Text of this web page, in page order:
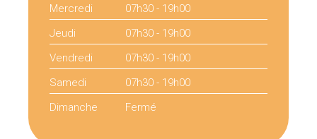
Mercredi
07h30 - 19h00
Jeudi
07h30 - 19h00
Vendredi
07h30 - 19h00
Samedi
07h30 - 19h00
Dimanche
Fermé